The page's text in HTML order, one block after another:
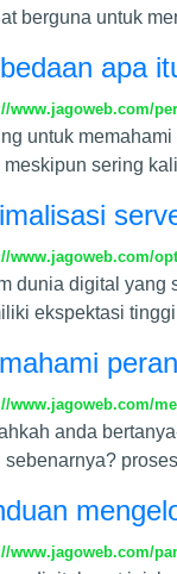
berguna untuk
apa
www.jagoweb.com/
untuk
meskipun sering
www.jagoweb.com/
dunia digital yang
ekspektasi
www.jagoweb.com/
anda
sebenarnya?
www.jagoweb.com/